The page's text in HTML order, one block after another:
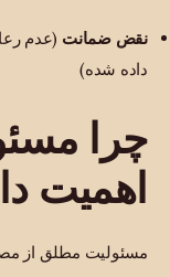
نقض ضمانت (عدم
داده شده)
چرا
اهمیت
مسئولیت مطلق از